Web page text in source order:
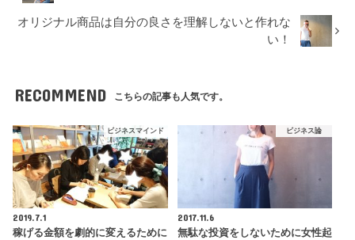
オリジナル商品は自分の良さを理解しないと作れな
い！
RECOMMEND こちらの記事も人気です。
ビジネスマインド
2019.7.1
稼げる金額を劇的に変えるために
ビジネス論
2017.11.6
無駄な投資をしないために女性起